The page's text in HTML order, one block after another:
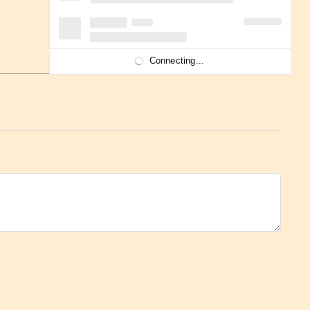
Connecting...